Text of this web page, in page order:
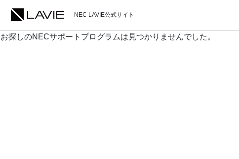
NEC LAVIE公式サイト
お探しのNECサポートプログラムは見つかりませんでした。